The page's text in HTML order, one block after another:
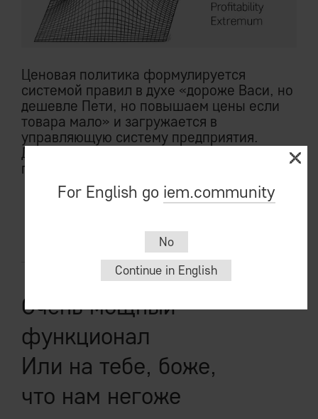
Ценовая политика формулируется
системой правил в духе «дороже Васи, но
дешевле Пети, но повышаем цены если
товара мало» и загружается в
управляющую систему предприятия.
Далее свежесть и адекватность цен
гарантирует робот.
Очень мощный
функционал
Или на тебе, боже,
что нам негоже
For English go iem.community
No
Continue in English